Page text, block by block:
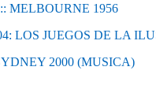
MELBOURNE 1956
LOS JUEGOS DE LA
2000 (MUSICA)